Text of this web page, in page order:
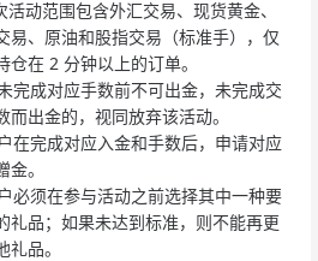
活动范围包含外汇交易、现货黄金、
易、原油和股指交易（标准手），仅
仓在 2 分钟以上的订单。
完成对应手数前不可出金，未完成交
而出金的，视同放弃该活动。
在完成对应入金和手数后，申请对应
金。
必须在参与活动之前选择其中一种要
礼品；如果未达到标准，则不能再更
礼品。